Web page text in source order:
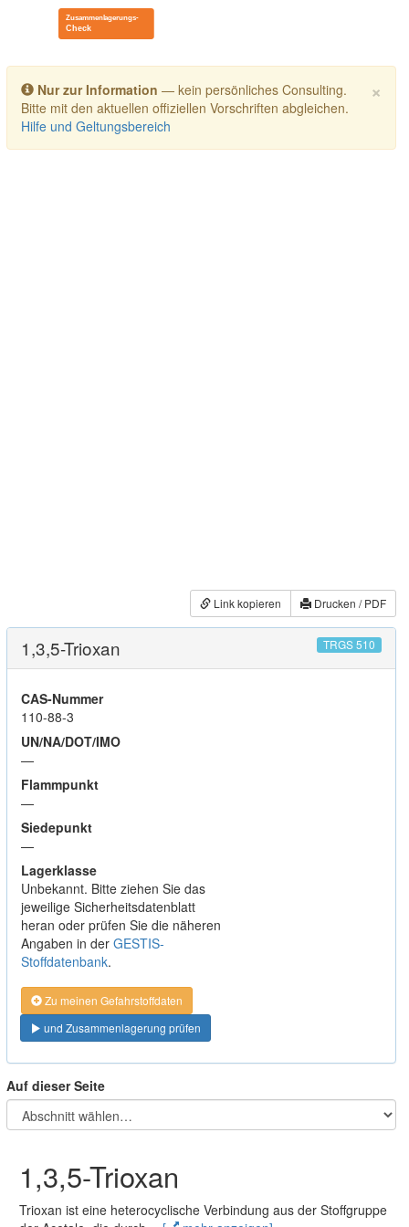
Toggle navigation
×
Nur zur Information — kein persönliches Consulting.
Bitte mit den aktuellen offiziellen Vorschriften abgleichen.
Hilfe und Geltungsbereich
Link kopieren Drucken / PDF
1,3,5-Trioxan TRGS 510
CAS-Nummer
110-88-3
UN/NA/DOT/IMO
—
Flammpunkt
—
Siedepunkt
—
Lagerklasse
Unbekannt. Bitte ziehen Sie das
jeweilige Sicherheitsdatenblatt
heran oder prüfen Sie die näheren
Angaben in der GESTIS-
Stoffdatenbank.
Zu meinen Gefahrstoffdaten
und Zusammenlagerung prüfen
Auf dieser Seite
1,3,5-Trioxan
Trioxan ist eine heterocyclische Verbindung aus der Stoffgruppe